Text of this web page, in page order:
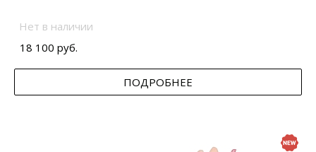
Нет в наличии
18 100 руб.
ПОДРОБНЕЕ